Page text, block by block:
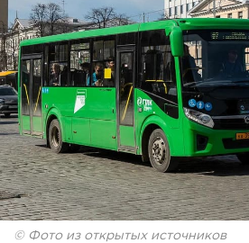
© Фото из открытых источников